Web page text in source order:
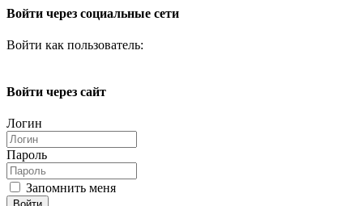
Войти через социальные сети
Войти как пользователь:
Войти через сайт
Логин
Пароль
Запомнить меня